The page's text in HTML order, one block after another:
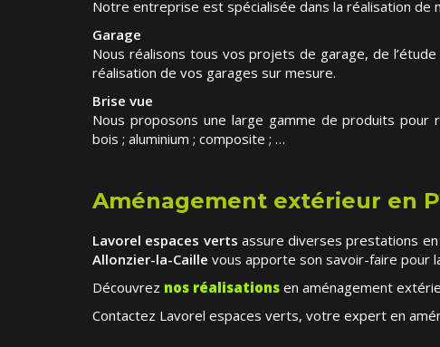
Notre entreprise est spécialisée dans la réalisation de
Garage
Nous réalisons tous vos projets de garage, de l’étude
réalisation de vos garages sur mesure.
Brise vue
Nous proposons une large gamme de produits pour
bois ; aluminium ; composite ; …
Aménagement extérieur en
Lavorel espaces verts assure diverses prestations en
Allonzier-la-Caille vous apporte son savoir-faire pour
Découvrez nos réalisations en aménagement
Contactez Lavorel espaces verts, votre expert en